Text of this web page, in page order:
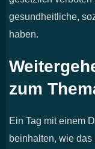
gesundheitliche,
haben.
zum
Ein Tag mit einem
beinhalten, wie das